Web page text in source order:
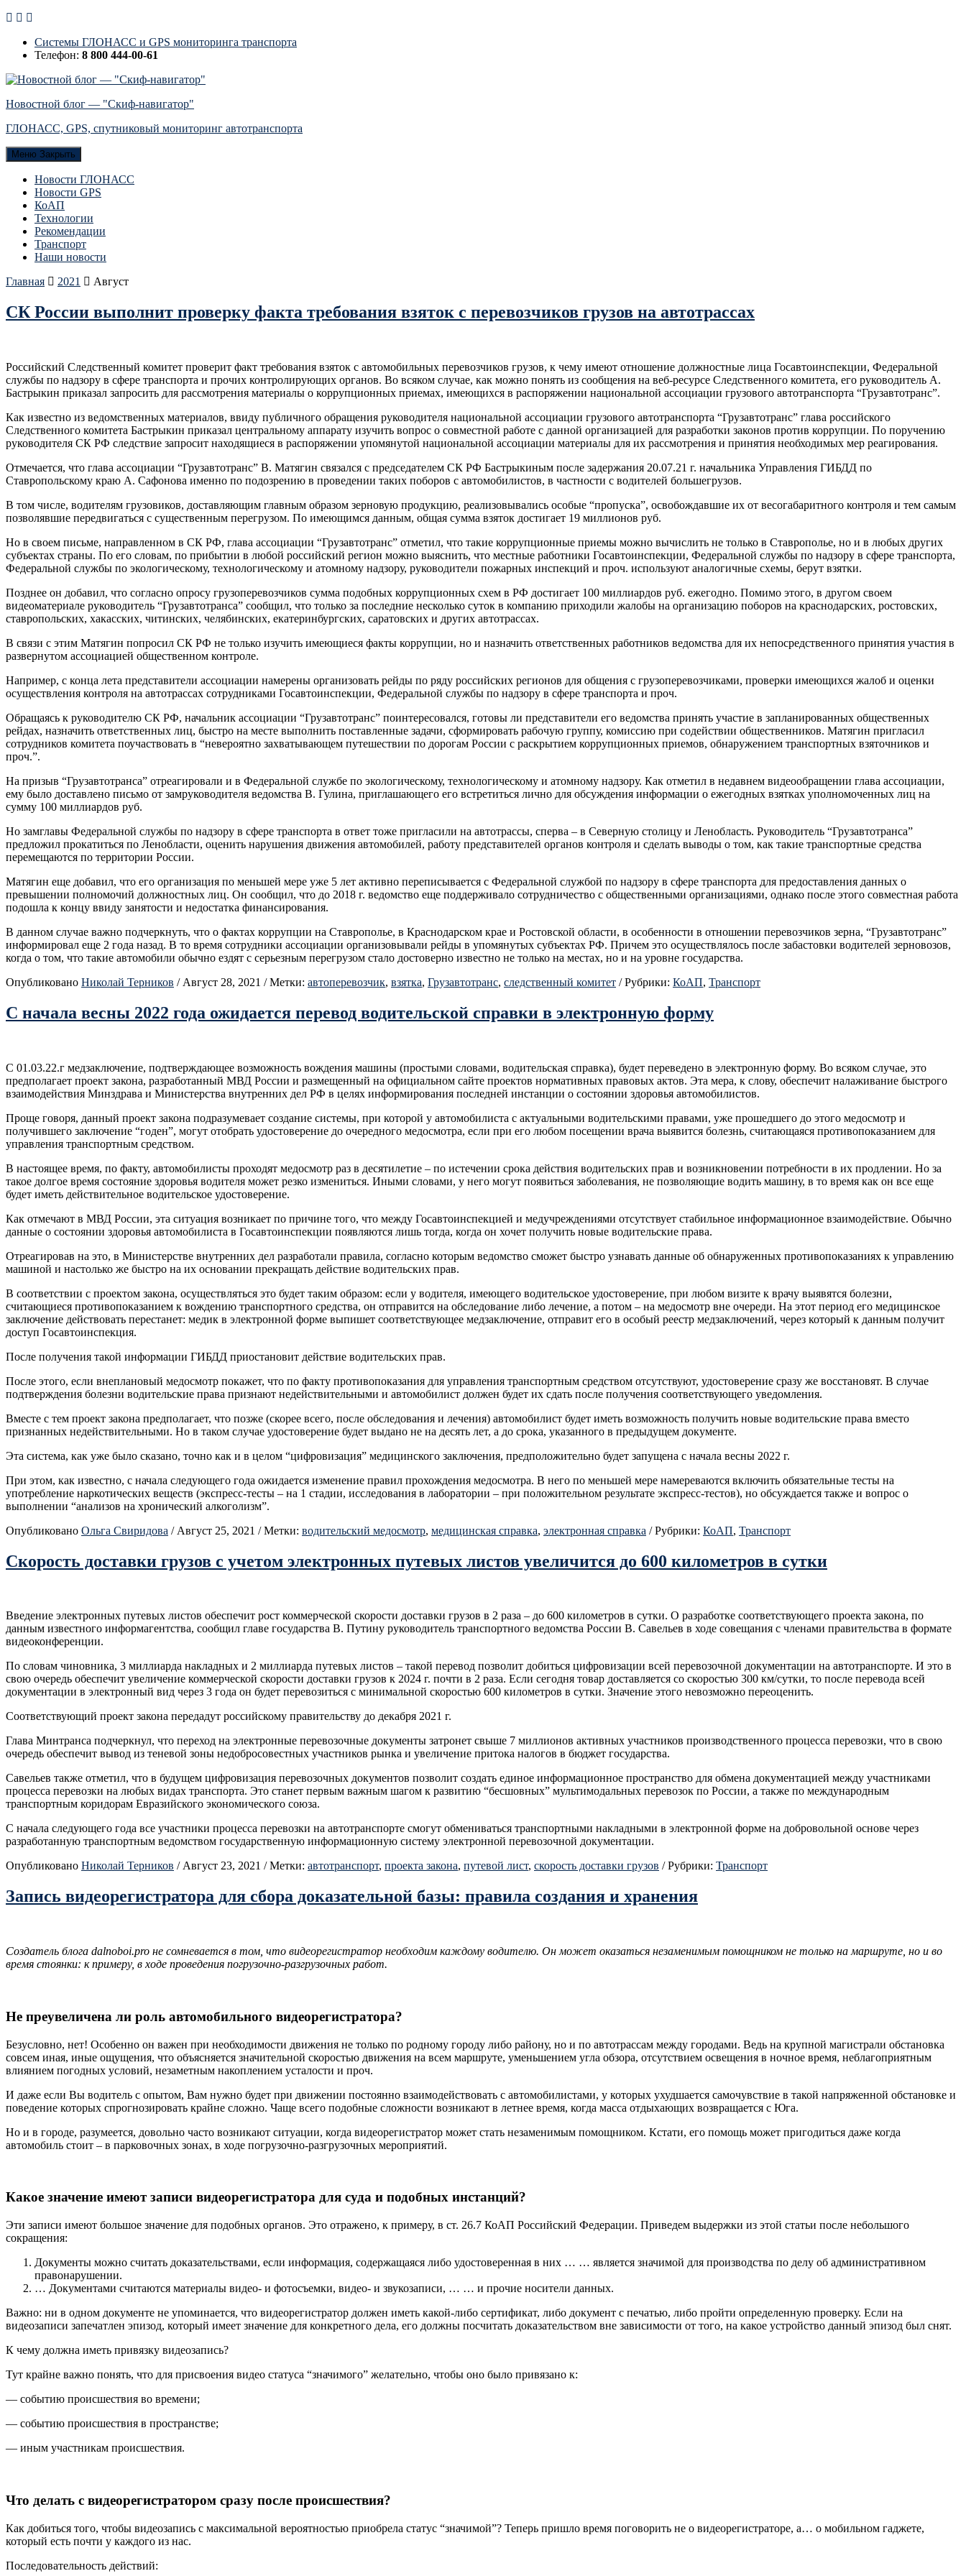
Системы ГЛОНАСС и GPS мониторинга транспорта
Телефон: 8 800 444-00-61
Новостной блог — "Скиф-навигатор"
ГЛОНАСС, GPS, спутниковый мониторинг автотранспорта
Меню Закрыть
Новости ГЛОНАСС
Новости GPS
КоАП
Технологии
Рекомендации
Транспорт
Наши новости
Главная
2021 Август
СК России выполнит проверку факта требования взяток с перевозчиков грузов на автотрассах
Российский Следственный комитет проверит факт требования взяток с автомобильных перевозчиков грузов, к чему имеют отношение должностные лица Госавтоинспекции, Федеральной
службы по надзору в сфере транспорта и прочих контролирующих органов. Во всяком случае, как можно понять из сообщения на веб-ресурсе Следственного комитета, его руководитель А.
Бастрыкин приказал запросить для рассмотрения материалы о коррупционных приемах, имеющихся в распоряжении национальной ассоциации грузового автотранспорта “Грузавтотранс”.
Как известно из ведомственных материалов, ввиду публичного обращения руководителя национальной ассоциации грузового автотранспорта “Грузавтотранс” глава российского
Следственного комитета Бастрыкин приказал центральному аппарату изучить вопрос о совместной работе с данной организацией для разработки законов против коррупции. По поручению
руководителя СК РФ следствие запросит находящиеся в распоряжении упомянутой национальной ассоциации материалы для их рассмотрения и принятия необходимых мер реагирования.
Отмечается, что глава ассоциации “Грузавтотранс” В. Матягин связался с председателем СК РФ Бастрыкиным после задержания 20.07.21 г. начальника Управления ГИБДД по
Ставропольскому краю А. Сафонова именно по подозрению в проведении таких поборов с автомобилистов, в частности с водителей большегрузов.
В том числе, водителям грузовиков, доставляющим главным образом зерновую продукцию, реализовывались особые “пропуска”, освобождавшие их от весогабаритного контроля и тем самым
позволявшие передвигаться с существенным перегрузом. По имеющимся данным, общая сумма взяток достигает 19 миллионов руб.
Но в своем письме, направленном в СК РФ, глава ассоциации “Грузавтотранс” отметил, что такие коррупционные приемы можно вычислить не только в Ставрополье, но и в любых других
субъектах страны. По его словам, по прибытии в любой российский регион можно выяснить, что местные работники Госавтоинспекции, Федеральной службы по надзору в сфере транспорта,
Федеральной службы по экологическому, технологическому и атомному надзору, руководители пожарных инспекций и проч. используют аналогичные схемы, берут взятки.
Позднее он добавил, что согласно опросу грузоперевозчиков сумма подобных коррупционных схем в РФ достигает 100 миллиардов руб. ежегодно. Помимо этого, в другом своем
видеоматериале руководитель “Грузавтотранса” сообщил, что только за последние несколько суток в компанию приходили жалобы на организацию поборов на краснодарских, ростовских,
ставропольских, хакасских, читинских, челябинских, екатеринбургских, саратовских и других автотрассах.
В связи с этим Матягин попросил СК РФ не только изучить имеющиеся факты коррупции, но и назначить ответственных работников ведомства для их непосредственного принятия участия в
развернутом ассоциацией общественном контроле.
Например, с конца лета представители ассоциации намерены организовать рейды по ряду российских регионов для общения с грузоперевозчиками, проверки имеющихся жалоб и оценки
осуществления контроля на автотрассах сотрудниками Госавтоинспекции, Федеральной службы по надзору в сфере транспорта и проч.
Обращаясь к руководителю СК РФ, начальник ассоциации “Грузавтотранс” поинтересовался, готовы ли представители его ведомства принять участие в запланированных общественных
рейдах, назначить ответственных лиц, быстро на месте выполнить поставленные задачи, сформировать рабочую группу, комиссию при содействии общественников. Матягин пригласил
сотрудников комитета поучаствовать в “невероятно захватывающем путешествии по дорогам России с раскрытием коррупционных приемов, обнаружением транспортных взяточников и
проч.”.
На призыв “Грузавтотранса” отреагировали и в Федеральной службе по экологическому, технологическому и атомному надзору. Как отметил в недавнем видеообращении глава ассоциации,
ему было доставлено письмо от замруководителя ведомства В. Гулина, приглашающего его встретиться лично для обсуждения информации о ежегодных взятках уполномоченных лиц на
сумму 100 миллиардов руб.
Но замглавы Федеральной службы по надзору в сфере транспорта в ответ тоже пригласили на автотрассы, сперва – в Северную столицу и Ленобласть. Руководитель “Грузавтотранса”
предложил прокатиться по Ленобласти, оценить нарушения движения автомобилей, работу представителей органов контроля и сделать выводы о том, как такие транспортные средства
перемещаются по территории России.
Матягин еще добавил, что его организация по меньшей мере уже 5 лет активно переписывается с Федеральной службой по надзору в сфере транспорта для предоставления данных о
превышении полномочий должностных лиц. Он сообщил, что до 2018 г. ведомство еще поддерживало сотрудничество с общественными организациями, однако после этого совместная работа
подошла к концу ввиду занятости и недостатка финансирования.
В данном случае важно подчеркнуть, что о фактах коррупции на Ставрополье, в Краснодарском крае и Ростовской области, в особенности в отношении перевозчиков зерна, “Грузавтотранс”
информировал еще 2 года назад. В то время сотрудники ассоциации организовывали рейды в упомянутых субъектах РФ. Причем это осуществлялось после забастовки водителей зерновозов,
когда о том, что такие автомобили обычно ездят с серьезным перегрузом стало достоверно известно не только на местах, но и на уровне государства.
Опубликовано Николай Терников / Август 28, 2021 / Метки: автоперевозчик, взятка, Грузавтотранс, следственный комитет / Рубрики: КоАП, Транспорт
С начала весны 2022 года ожидается перевод водительской справки в электронную форму
С 01.03.22.г медзаключение, подтверждающее возможность вождения машины (простыми словами, водительская справка), будет переведено в электронную форму. Во всяком случае, это
предполагает проект закона, разработанный МВД России и размещенный на официальном сайте проектов нормативных правовых актов. Эта мера, к слову, обеспечит налаживание быстрого
взаимодействия Минздрава и Министерства внутренних дел РФ в целях информирования последней инстанции о состоянии здоровья автомобилистов.
Проще говоря, данный проект закона подразумевает создание системы, при которой у автомобилиста с актуальными водительскими правами, уже прошедшего до этого медосмотр и
получившего заключение “годен”, могут отобрать удостоверение до очередного медосмотра, если при его любом посещении врача выявится болезнь, считающаяся противопоказанием для
управления транспортным средством.
В настоящее время, по факту, автомобилисты проходят медосмотр раз в десятилетие – по истечении срока действия водительских прав и возникновении потребности в их продлении. Но за
такое долгое время состояние здоровья водителя может резко измениться. Иными словами, у него могут появиться заболевания, не позволяющие водить машину, в то время как он все еще
будет иметь действительное водительское удостоверение.
Как отмечают в МВД России, эта ситуация возникает по причине того, что между Госавтоинспекцией и медучреждениями отсутствует стабильное информационное взаимодействие. Обычно
данные о состоянии здоровья автомобилиста в Госавтоинспекции появляются лишь тогда, когда он хочет получить новые водительские права.
Отреагировав на это, в Министерстве внутренних дел разработали правила, согласно которым ведомство сможет быстро узнавать данные об обнаруженных противопоказаниях к управлению
машиной и настолько же быстро на их основании прекращать действие водительских прав.
В соответствии с проектом закона, осуществляться это будет таким образом: если у водителя, имеющего водительское удостоверение, при любом визите к врачу выявятся болезни,
считающиеся противопоказанием к вождению транспортного средства, он отправится на обследование либо лечение, а потом – на медосмотр вне очереди. На этот период его медицинское
заключение действовать перестанет: медик в электронной форме выпишет соответствующее медзаключение, отправит его в особый реестр медзаключений, через который к данным получит
доступ Госавтоинспекция.
После получения такой информации ГИБДД приостановит действие водительских прав.
После этого, если внеплановый медосмотр покажет, что по факту противопоказания для управления транспортным средством отсутствуют, удостоверение сразу же восстановят. В случае
подтверждения болезни водительские права признают недействительными и автомобилист должен будет их сдать после получения соответствующего уведомления.
Вместе с тем проект закона предполагает, что позже (скорее всего, после обследования и лечения) автомобилист будет иметь возможность получить новые водительские права вместо
признанных недействительными. Но в таком случае удостоверение будет выдано не на десять лет, а до срока, указанного в предыдущем документе.
Эта система, как уже было сказано, точно как и в целом “цифровизация” медицинского заключения, предположительно будет запущена с начала весны 2022 г.
При этом, как известно, с начала следующего года ожидается изменение правил прохождения медосмотра. В него по меньшей мере намереваются включить обязательные тесты на
употребление наркотических веществ (экспресс-тесты – на 1 стадии, исследования в лаборатории – при положительном результате экспресс-тестов), но обсуждается также и вопрос о
выполнении “анализов на хронический алкоголизм”.
Опубликовано Ольга Свиридова / Август 25, 2021 / Метки: водительский медосмотр, медицинская справка, электронная справка / Рубрики: КоАП, Транспорт
Скорость доставки грузов с учетом электронных путевых листов увеличится до 600 километров в сутки
Введение электронных путевых листов обеспечит рост коммерческой скорости доставки грузов в 2 раза – до 600 километров в сутки. О разработке соответствующего проекта закона, по
данным известного информагентства, сообщил главе государства В. Путину руководитель транспортного ведомства России В. Савельев в ходе совещания с членами правительства в формате
видеоконференции.
По словам чиновника, 3 миллиарда накладных и 2 миллиарда путевых листов – такой перевод позволит добиться цифровизации всей перевозочной документации на автотранспорте. И это в
свою очередь обеспечит увеличение коммерческой скорости доставки грузов к 2024 г. почти в 2 раза. Если сегодня товар доставляется со скоростью 300 км/сутки, то после перевода всей
документации в электронный вид через 3 года он будет перевозиться с минимальной скоростью 600 километров в сутки. Значение этого невозможно переоценить.
Соответствующий проект закона передадут российскому правительству до декабря 2021 г.
Глава Минтранса подчеркнул, что переход на электронные перевозочные документы затронет свыше 7 миллионов активных участников производственного процесса перевозки, что в свою
очередь обеспечит вывод из теневой зоны недобросовестных участников рынка и увеличение притока налогов в бюджет государства.
Савельев также отметил, что в будущем цифровизация перевозочных документов позволит создать единое информационное пространство для обмена документацией между участниками
процесса перевозки на любых видах транспорта. Это станет первым важным шагом к развитию “бесшовных” мультимодальных перевозок по России, а также по международным
транспортным коридорам Евразийского экономического союза.
С начала следующего года все участники процесса перевозки на автотранспорте смогут обмениваться транспортными накладными в электронной форме на добровольной основе через
разработанную транспортным ведомством государственную информационную систему электронной перевозочной документации.
Опубликовано Николай Терников / Август 23, 2021 / Метки: автотранспорт, проекта закона, путевой лист, скорость доставки грузов / Рубрики: Транспорт
Запись видеорегистратора для сбора доказательной базы: правила создания и хранения
Создатель блога dalnoboi.pro не сомневается в том, что видеорегистратор необходим каждому водителю. Он может оказаться незаменимым помощником не только на маршруте, но и во
время стоянки: к примеру, в ходе проведения погрузочно-разгрузочных работ.
Не преувеличена ли роль автомобильного видеорегистратора?
Безусловно, нет! Особенно он важен при необходимости движения не только по родному городу либо району, но и по автотрассам между городами. Ведь на крупной магистрали обстановка
совсем иная, иные ощущения, что объясняется значительной скоростью движения на всем маршруте, уменьшением угла обзора, отсутствием освещения в ночное время, неблагоприятным
влиянием погодных условий, незаметным накоплением усталости и проч.
И даже если Вы водитель с опытом, Вам нужно будет при движении постоянно взаимодействовать с автомобилистами, у которых ухудшается самочувствие в такой напряженной обстановке и
поведение которых спрогнозировать крайне сложно. Чаще всего подобные сложности возникают в летнее время, когда масса отдыхающих возвращается с Юга.
Но и в городе, разумеется, довольно часто возникают ситуации, когда видеорегистратор может стать незаменимым помощником. Кстати, его помощь может пригодиться даже когда
автомобиль стоит – в парковочных зонах, в ходе погрузочно-разгрузочных мероприятий.
Какое значение имеют записи видеорегистратора для суда и подобных инстанций?
Эти записи имеют большое значение для подобных органов. Это отражено, к примеру, в ст. 26.7 КоАП Российский Федерации. Приведем выдержки из этой статьи после небольшого
сокращения:
Документы можно считать доказательствами, если информация, содержащаяся либо удостоверенная в них … … является значимой для производства по делу об административном
правонарушении.
… Документами считаются материалы видео- и фотосъемки, видео- и звукозаписи, … … и прочие носители данных.
Важно: ни в одном документе не упоминается, что видеорегистратор должен иметь какой-либо сертификат, либо документ с печатью, либо пройти определенную проверку. Если на
видеозаписи запечатлен эпизод, который имеет значение для конкретного дела, его должны посчитать доказательством вне зависимости от того, на какое устройство данный эпизод был снят.
К чему должна иметь привязку видеозапись?
Тут крайне важно понять, что для присвоения видео статуса “значимого” желательно, чтобы оно было привязано к:
— событию происшествия во времени;
— событию происшествия в пространстве;
— иным участникам происшествия.
Что делать с видеорегистратором сразу после происшествия?
Как добиться того, чтобы видеозапись с максимальной вероятностью приобрела статус “значимой”? Теперь пришло время поговорить не о видеорегистраторе, а… о мобильном гаджете,
который есть почти у каждого из нас.
Последовательность действий: